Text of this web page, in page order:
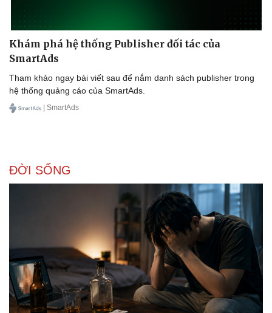
Khám phá hệ thống Publisher đối tác của
SmartAds
Tham khảo ngay bài viết sau để nắm danh sách publisher trong
hệ thống quảng cáo của SmartAds.
| SmartAds
ĐỜI SỐNG